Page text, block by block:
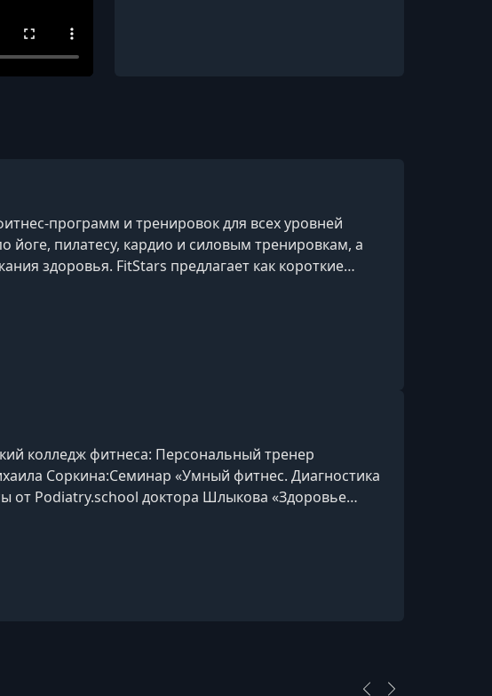
программ и тренировок для всех уровней
йоге, пилатесу, кардио и силовым тренировкам, а
здоровья. FitStars предлагает как короткие
и вкл
колледж фитнеса: Персональный тренер
Соркина:Семинар «Умный фитнес. Диагностика
от Podiatry.school доктора Шлыкова «Здоровье